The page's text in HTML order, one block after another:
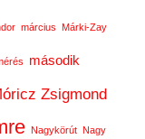
március Márki-Zay
második
Zsigmond
Nagykörút Nagy